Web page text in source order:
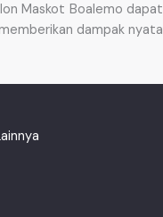
Maskot Boalemo dapat
dampak nyata